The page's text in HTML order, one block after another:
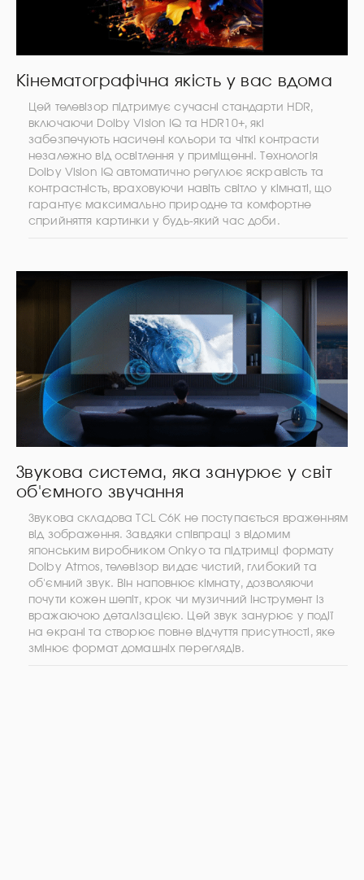
Кінематографічна якість у вас вдома
Цей телевізор підтримує сучасні стандарти HDR,
включаючи Dolby Vision IQ та HDR10+, які
забезпечують насичені кольори та чіткі контрасти
незалежно від освітлення у приміщенні. Технологія
Dolby Vision IQ автоматично регулює яскравість та
контрастність, враховуючи навіть світло у кімнаті, що
гарантує максимально природне та комфортне
сприйняття картинки у будь-який час доби.
Звукова система, яка занурює у світ
об'ємного звучання
Звукова складова TCL C6K не поступається враженням
від зображення. Завдяки співпраці з відомим
японським виробником Onkyo та підтримці формату
Dolby Atmos, телевізор видає чистий, глибокий та
об'ємний звук. Він наповнює кімнату, дозволяючи
почути кожен шепіт, крок чи музичний інструмент із
вражаючою деталізацією. Цей звук занурює у події
на екрані та створює повне відчуття присутності, яке
змінює формат домашніх переглядів.